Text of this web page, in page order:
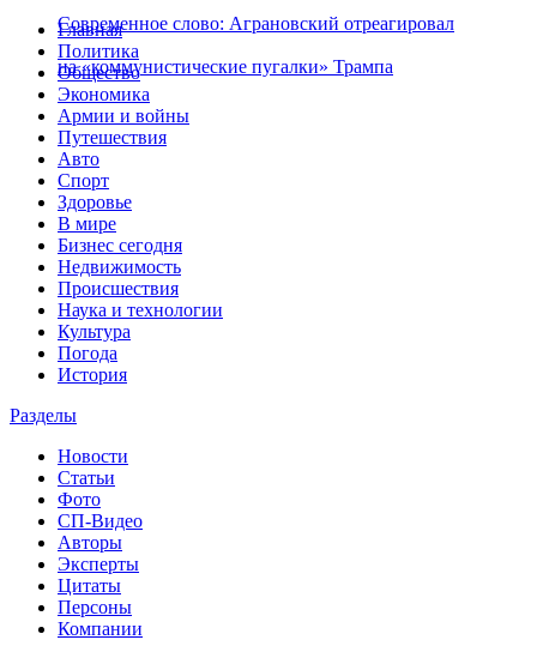
Современное слово: Аграновский отреагировал
на «коммунистические пугалки» Трампа
Главная
Политика
Общество
Экономика
Армии и войны
Путешествия
Авто
Спорт
Здоровье
В мире
Бизнес сегодня
Недвижимость
Происшествия
Наука и технологии
Культура
Погода
История
Разделы
Новости
Статьи
Фото
СП-Видео
Авторы
Эксперты
Цитаты
Персоны
Компании